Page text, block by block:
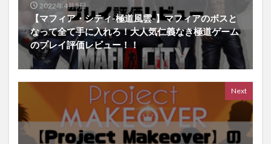
2022年4月5日
【マフィア・シティ-極道風雲-】マフィアのボスと
なって全て手に入れろ！大人気仁義なき極道ゲーム
のプレイ評価レビュー！！
Next